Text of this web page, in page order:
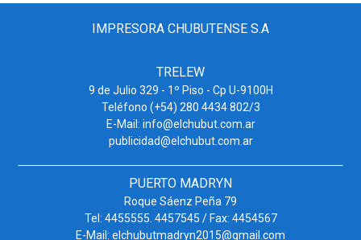
IMPRESORA CHUBUTENSE S.A
TRELEW
9 de Julio 329 - 1º Piso - Cp U-9100H
Teléfono (+54) 280 4434 802/3
E-Mail: info@elchubut.com.ar
publicidad@elchubut.com.ar
PUERTO MADRYN
Roque Sáenz Peña 79
Tel: 4455555. 4457545 / Fax: 4454567
E-Mail: elchubutmadryn2015@gmail.com